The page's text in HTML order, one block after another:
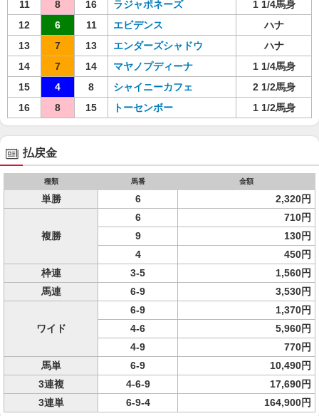
11
8 16 ラジャポネーズ
1 1/4馬身
12
6 11 エビデンス
ハナ
13
7 13 エンダーズシャドウ
ハナ
14
7 14 マヤノプディーナ
1 1/4馬身
15
4 8 シャイニーカフェ
2 1/2馬身
16
8 15 トーセンボー 1 1/2馬身
払戻金
種類 馬番 金額
単勝 6 2,320円
複勝
6
710円
9
130円
4
450円
枠連
3-5
1,560円
馬連
6-9 3,530円
ワイド
6-9
1,370円
4-6
5,960円
4-9
770円
馬単
6-9
10,490円
3連複
4-6-9
17,690円
3連単
6-9-4 164,900円